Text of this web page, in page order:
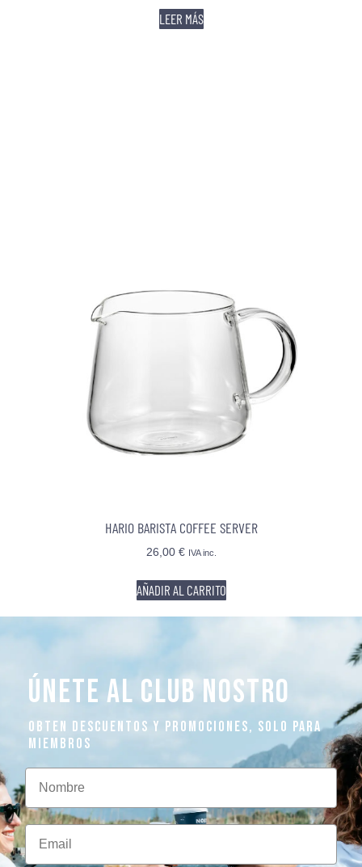
LEER MÁS
HARIO BARISTA COFFEE SERVER
26,00 € IVA inc.
AÑADIR AL CARRITO
ÚNETE AL CLUB NOSTRO
OBTEN DESCUENTOS Y PROMOCIONES, SOLO PARA
MIEMBROS
Nombre
Email